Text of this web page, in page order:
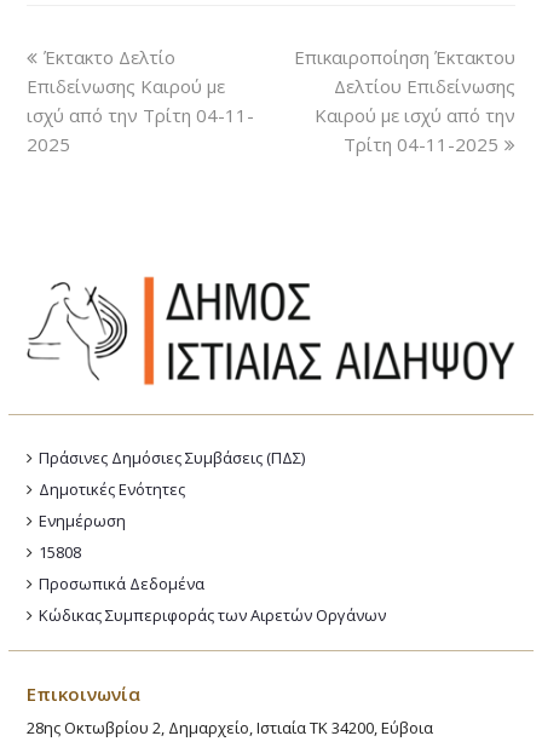
Έκτακτο Δελτίο
Επιδείνωσης Καιρού με
ισχύ από την Τρίτη 04-11-
2025
Επικαιροποίηση Έκτακτου
Δελτίου Επιδείνωσης
Καιρού με ισχύ από την
Τρίτη 04-11-2025
Πράσινες Δημόσιες Συμβάσεις (ΠΔΣ)
Δημοτικές Ενότητες
Ενημέρωση
15808
Προσωπικά Δεδομένα
Κώδικας Συμπεριφοράς των Αιρετών Οργάνων
Επικοινωνία
28ης Οκτωβρίου 2, Δημαρχείο, Ιστιαία ΤΚ 34200, Εύβοια